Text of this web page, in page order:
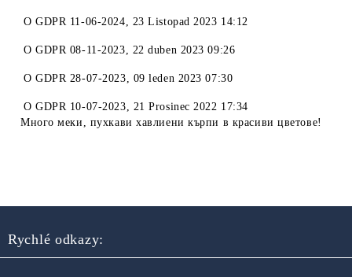
OGDPR 11-06-2024, 23 Listopad 2023 14:12
OGDPR 08-11-2023, 22 duben 2023 09:26
OGDPR 28-07-2023, 09 leden 2023 07:30
OGDPR 10-07-2023, 21 Prosinec 2022 17:34
Много меки, пухкави хавлиени кърпи в красиви цветове!
Rychlé odkazy: